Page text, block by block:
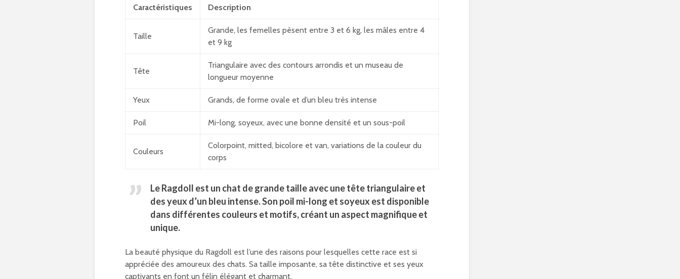
Caractéristiques Description
Taille
Grande, les femelles pèsent entre 3 et 6 kg, les mâles entre 4
et 9 kg
Tête
Triangulaire avec des contours arrondis et un museau de
longueur moyenne
Yeux Grands, de forme ovale et d’un bleu très intense
Poil Mi-long, soyeux, avec une bonne densité et un sous-poil
Couleurs
Colorpoint, mitted, bicolore et van, variations de la couleur du
corps
Le Ragdoll est un chat de grande taille avec une tête triangulaire et
des yeux d’un bleu intense. Son poil mi-long et soyeux est disponible
dans différentes couleurs et motifs, créant un aspect magnifique et
unique.
La beauté physique du Ragdoll est l’une des raisons pour lesquelles cette race est si
appréciée des amoureux des chats. Sa taille imposante, sa tête distinctive et ses yeux
captivants en font un félin élégant et charmant.